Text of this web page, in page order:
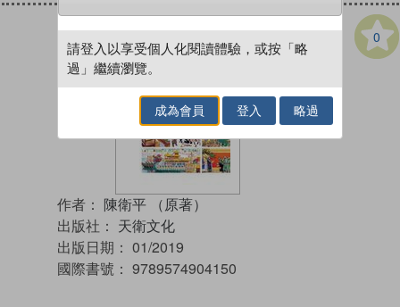
0
作者： 陳衛平 （原著）
出版社： 天衛文化
出版日期： 01/2019
國際書號： 9789574904150
請登入以享受個人化閱讀體驗，或按「略
過」繼續瀏覽。
成為會員 登入 略過